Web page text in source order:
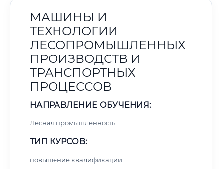
МАШИНЫ И
ТЕХНОЛОГИИ
ЛЕСОПРОМЫШЛЕННЫХ
ПРОИЗВОДСТВ И
ТРАНСПОРТНЫХ
ПРОЦЕССОВ
НАПРАВЛЕНИЕ ОБУЧЕНИЯ:
Лесная промышленность
ТИП КУРСОВ:
повышение квалификации